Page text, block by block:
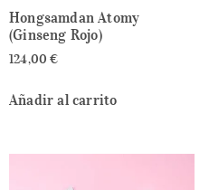
Hongsamdan Atomy
(Ginseng Rojo)
124,00€
Añadir al carrito